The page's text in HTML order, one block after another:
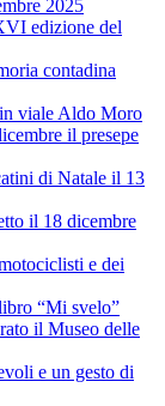
2025
edizione del
contadina
viale Aldo Moro
il presepe
di Natale il 13
il 18 dicembre
e dei
“Mi svelo”
il Museo delle
e un gesto di